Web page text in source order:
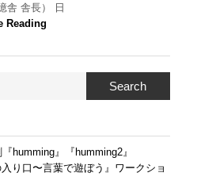
舎 舎長） 日
Reading
Search
humming』『humming2』
り口〜言葉で遊ぼう』ワークショ